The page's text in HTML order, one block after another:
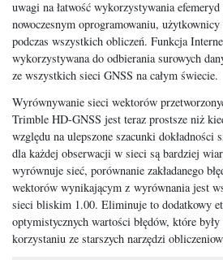
uwagi na łatwość wykorzystywania
nowoczesnym oprogramowaniu,
podczas wszystkich obliczeń. Funkcja
wykorzystywana do odbierania surowych
ze wszystkich sieci GNSS na całym świecie.
Wyrównywanie sieci wektorów
Trimble HD-GNSS jest teraz prostsze niż
względu na ulepszone szacunki
dla każdej obserwacji w sieci są bardziej
wyrównuje sieć, porównanie zakładanego
wektorów wynikającym z wyrównania jest
sieci bliskim 1.00. Eliminuje to dodatkowy
optymistycznych wartości błędów, które
korzystaniu ze starszych narzędzi